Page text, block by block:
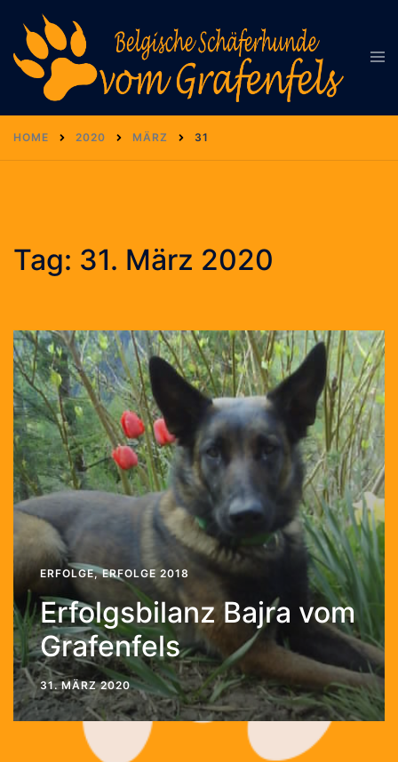
Inhalt
springen
HOME 2020 MÄRZ 31
Tag: 31. März 2020
ERFOLGE,ERFOLGE 2018
Erfolgsbilanz Bajra vom
Grafenfels
31. MÄRZ 2020